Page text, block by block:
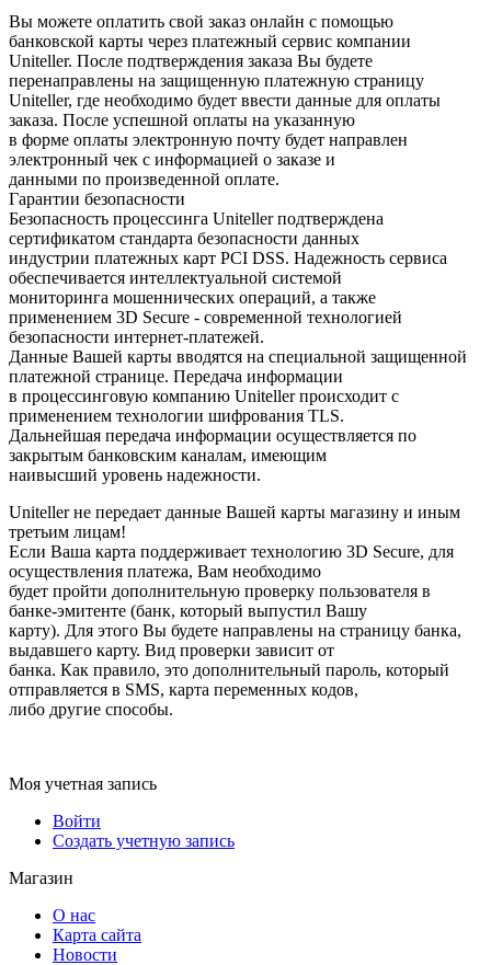
Вы можете оплатить свой заказ онлайн с помощью
банковской карты через платежный сервис компании
Uniteller. После подтверждения заказа Вы будете
перенаправлены на защищенную платежную страницу
Uniteller, где необходимо будет ввести данные для оплаты
заказа. После успешной оплаты на указанную
в форме оплаты электронную почту будет направлен
электронный чек с информацией о заказе и
данными по произведенной оплате.
Гарантии безопасности
Безопасность процессинга Uniteller подтверждена
сертификатом стандарта безопасности данных
индустрии платежных карт PCI DSS. Надежность сервиса
обеспечивается интеллектуальной системой
мониторинга мошеннических операций, а также
применением 3D Secure - современной технологией
безопасности интернет-платежей.
Данные Вашей карты вводятся на специальной защищенной
платежной странице. Передача информации
в процессинговую компанию Uniteller происходит с
применением технологии шифрования TLS.
Дальнейшая передача информации осуществляется по
закрытым банковским каналам, имеющим
наивысший уровень надежности.
Uniteller не передает данные Вашей карты магазину и иным
третьим лицам!
Если Ваша карта поддерживает технологию 3D Secure, для
осуществления платежа, Вам необходимо
будет пройти дополнительную проверку пользователя в
банке-эмитенте (банк, который выпустил Вашу
карту). Для этого Вы будете направлены на страницу банка,
выдавшего карту. Вид проверки зависит от
банка. Как правило, это дополнительный пароль, который
отправляется в SMS, карта переменных кодов,
либо другие способы.
Моя учетная запись
Войти
Создать учетную запись
Магазин
О нас
Карта сайта
Новости